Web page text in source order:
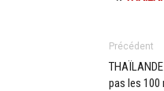
Précédent
pas les 100